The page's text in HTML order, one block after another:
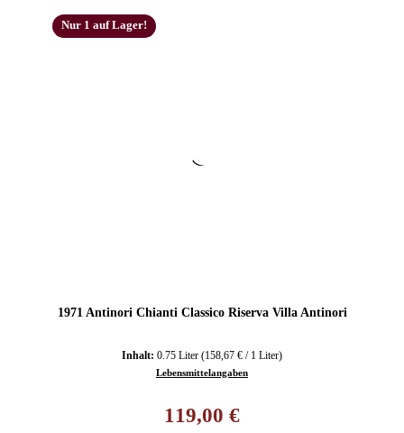
Nur 1 auf Lager!
1971 Antinori Chianti Classico Riserva Villa Antinori
Inhalt: 0.75 Liter (158,67 € / 1 Liter)
Lebensmittelangaben
119,00 €